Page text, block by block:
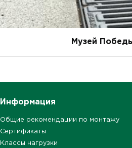
Музей
Информация
Общие рекомендации по монтажу
Сертификаты
Классы нагрузки